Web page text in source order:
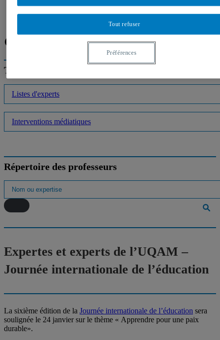
Facebook
Trouver un expert
Listes d'experts
Interventions médiatiques
Répertoire des professeurs
Expertes et experts de l’UQAM –
Journée internationale de l’éducation
La sixième édition de la Journée internationale de l’éducation sera
soulignée le 24 janvier sur le thème « Apprendre pour une paix
durable».
Tout refuser
Préférences